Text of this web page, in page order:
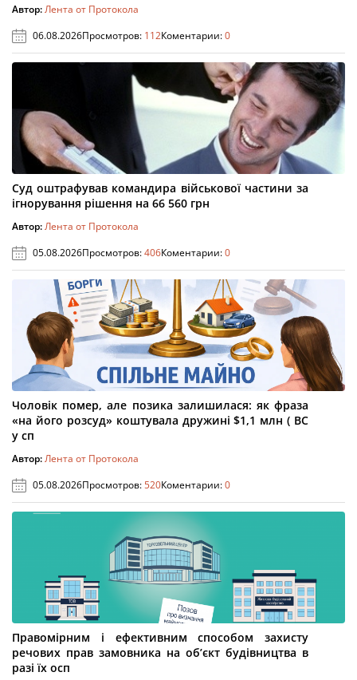
Автор:Лента от Протокола
06.08.2026Просмотров: 112Коментарии:0
Суд оштрафував командира військової частини за
ігнорування рішення на 66 560 грн
Автор:Лента от Протокола
05.08.2026Просмотров:406Коментарии:0
Чоловік помер, але позика залишилася: як фраза
«на його розсуд» коштувала дружині $1,1 млн ( ВС
у сп
Автор:Лента от Протокола
05.08.2026Просмотров:520Коментарии:0
Правомірним і ефективним способом захисту
речових прав замовника на об’єкт будівництва в
разі їх осп